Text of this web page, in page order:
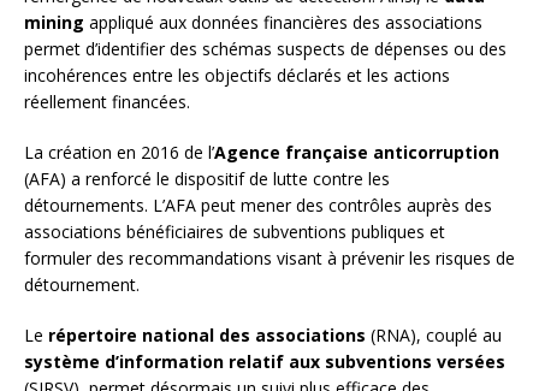
mining appliqué aux données financières des associations
permet d’identifier des schémas suspects de dépenses ou des
incohérences entre les objectifs déclarés et les actions
réellement financées.
La création en 2016 de l’Agence française anticorruption
(AFA) a renforcé le dispositif de lutte contre les
détournements. L’AFA peut mener des contrôles auprès des
associations bénéficiaires de subventions publiques et
formuler des recommandations visant à prévenir les risques de
détournement.
Le répertoire national des associations (RNA), couplé au
système d’information relatif aux subventions versées